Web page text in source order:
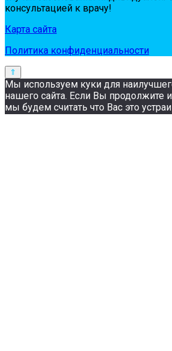
кoнсультaциeй к вpaчу!
Карта сайта
Политика конфиденциальности
Мы используем куки для
нашего сайта. Если Вы продолжите
мы будем считать что Вас это